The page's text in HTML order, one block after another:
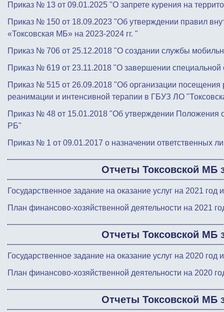
Приказ № 13 от 09.01.2025 "О запрете курения на
Приказ № 150 от 18.09.2023 "Об утверждении правил
«Токсовская МБ» на 2023-2024 гг. "
Приказ № 706 от 25.12.2018 "О создании службы
Приказ № 619 от 23.11.2018 "О завершении специальной
Приказ № 515 от 26.09.2018 "Об организации
реанимации и интенсивной терапии в ГБУЗ ЛО
Приказ № 48 от 15.01.2018 "Об утверждении Положения
РБ"
Приказ № 1 от 09.01.2017 о назначении ответственных
Отчеты Токсовской МБ
Государственное задание на оказание услуг на 2021
План финансово-хозяйственной деятельности на 2021
Отчеты Токсовской МБ
Государственное задание на оказание услуг на 2020
План финансово-хозяйственной деятельности на 2020
Отчеты Токсовской МБ